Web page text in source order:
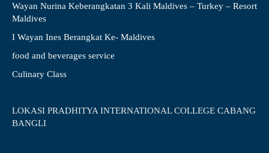
Wayan Nurina Keberangkatan 3 Kali Maldives – Turkey – Resort
Maldives
I Wayan Ines Berangkat Ke- Maldives
food and beverages service
Culinary Class
LOKASI PRADHITYA INTERNATIONAL COLLEGE CABANG
BANGLI